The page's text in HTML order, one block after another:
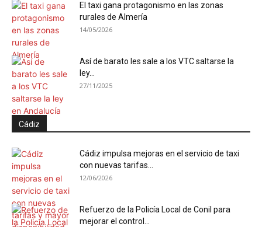
El taxi gana protagonismo en las zonas
rurales de Almería
14/05/2026
Así de barato les sale a los VTC saltarse la
ley...
27/11/2025
Cádiz
Cádiz impulsa mejoras en el servicio de taxi
con nuevas tarifas...
12/06/2026
Refuerzo de la Policía Local de Conil para
mejorar el control...